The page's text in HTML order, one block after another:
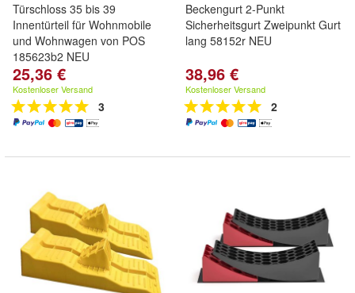
Türschloss 35 bis 39
Innentürteil für Wohnmobile
und Wohnwagen von POS
185623b2 NEU
25,36 €
Kostenloser Versand
3
Beckengurt 2-Punkt
Sicherheitsgurt Zweipunkt Gurt
lang 58152r NEU
38,96 €
Kostenloser Versand
2